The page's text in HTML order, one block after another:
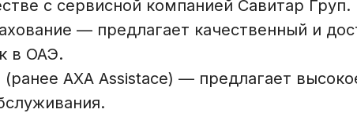
с сервисной компанией Савитар Груп.
— предлагает качественный и
в ОАЭ.
AXA Assistace) — предлагает